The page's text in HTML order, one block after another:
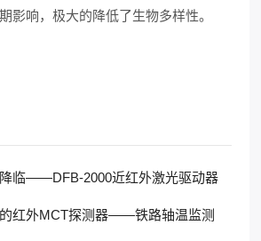
影响，极大的降低了生物多样性。
临——DFB-2000近红外激光驱动器
红外MCT探测器——铁路轴温监测